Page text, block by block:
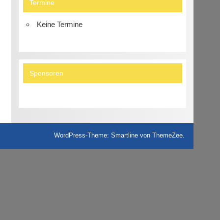
Termine
Keine Termine
Sponsoren
WordPress-Theme: Smartline von ThemeZee.